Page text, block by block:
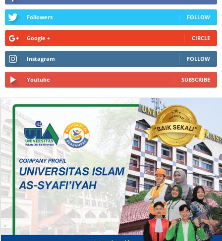
Followers FOLLOW
Google + CIRCLE
Instagram FOLLOW
Youtube SUBSCRIBE